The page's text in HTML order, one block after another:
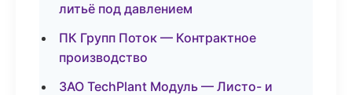
литьё под давлением
ПК Групп Поток — Контрактное
производство
ЗАО TechPlant Модуль — Листо- и